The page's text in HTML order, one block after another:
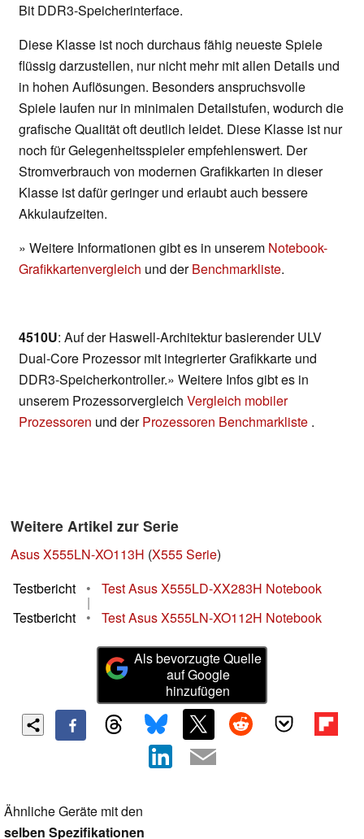
Bit DDR3-Speicherinterface.
Diese Klasse ist noch durchaus fähig neueste Spiele
flüssig darzustellen, nur nicht mehr mit allen Details und
in hohen Auflösungen. Besonders anspruchsvolle
Spiele laufen nur in minimalen Detailstufen, wodurch die
grafische Qualität oft deutlich leidet. Diese Klasse ist nur
noch für Gelegenheitsspieler empfehlenswert. Der
Stromverbrauch von modernen Grafikkarten in dieser
Klasse ist dafür geringer und erlaubt auch bessere
Akkulaufzeiten.
» Weitere Informationen gibt es in unserem Notebook-
Grafikkartenvergleich und derBenchmarkliste.
4510U: Auf der Haswell-Architektur basierender ULV
Dual-Core Prozessor mit integrierter Grafikkarte und
DDR3-Speicherkontroller.» Weitere Infos gibt es in
unserem Prozessorvergleich Vergleich mobiler
Prozessoren und derProzessoren Benchmarkliste .
Weitere Artikel zur Serie
Asus X555LN-XO113H (X555 Serie)
Testbericht
• Test Asus X555LD-XX283H Notebook
|
Testbericht
• Test Asus X555LN-XO112H Notebook
Als bevorzugte Quelle
auf Google
hinzufügen
Ähnliche Geräte mit den
selben Spezifikationen